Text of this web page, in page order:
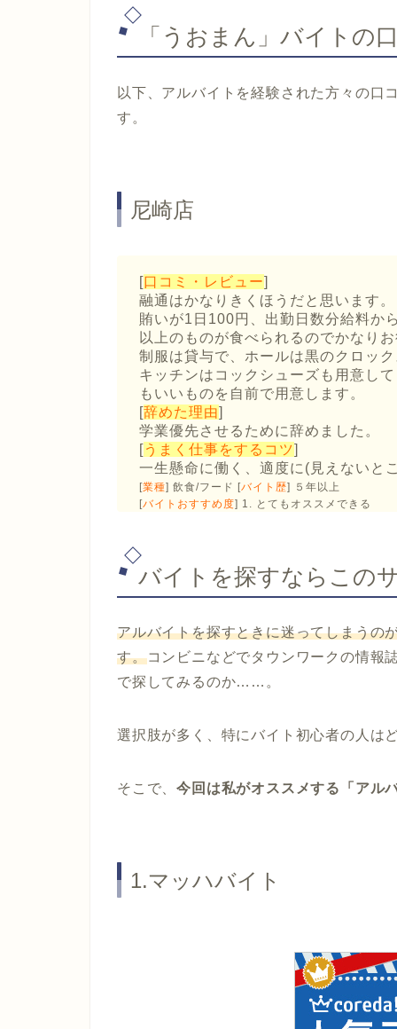
「うおまん」バイトの
以下、アルバイトを経験された方々の口
す。
尼崎店
[口コミ・レビュー]
融通はかなりきくほうだと思います。
賄いが1日100円、出勤日数分給料か
以上のものが食べられるのでかなり
制服は貸与で、ホールは黒のクロッ
キッチンはコックシューズも用意し
もいいものを自前で用意します。
[辞めた理由]
学業優先させるために辞めました。
[うまく仕事をするコツ]
一生懸命に働く、適度に(見えないと
[業種] 飲食/フード [バイト歴] ５年以上
[バイトおすすめ度] 1. とてもオススメできる
バイトを探すならこの
アルバイトを探すときに迷ってしまうの
す。コンビニなどでタウンワークの情報
で探してみるのか……。
選択肢が多く、特にバイト初心者の人は
そこで、今回は私がオススメする「アル
1.マッハバイト